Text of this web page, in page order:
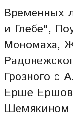
Временных
и Глебе",
Мономаха,
Грозного с
Ерше
Шемякином